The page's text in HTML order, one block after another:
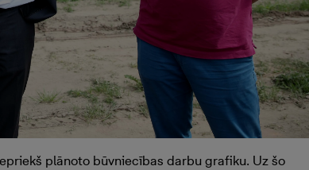
plānoto būvniecības darbu grafiku. Uz šo